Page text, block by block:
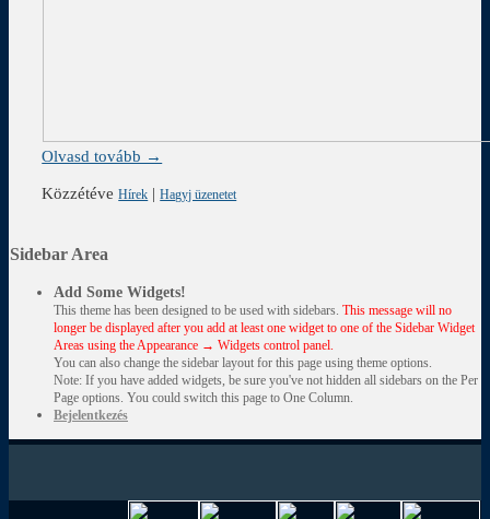
Olvasd tovább →
Közzétéve Hírek |Hagyj üzenetet
Sidebar Area
Add Some Widgets!
This theme has been designed to be used with sidebars. This message will no
longer be displayed after you add at least one widget to one of the Sidebar Widget
Areas using the Appearance → Widgets control panel.
You can also change the sidebar layout for this page using theme options.
Note: If you have added widgets, be sure you've not hidden all sidebars on the Per
Page options. You could switch this page to One Column.
Bejelentkezés